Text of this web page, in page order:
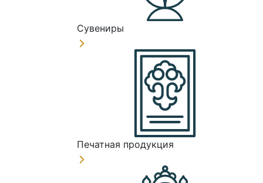
Сувениры
Печатная продукция